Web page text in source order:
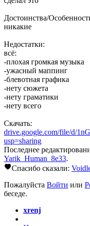
Достоинства/
никакие
Недостатки:
всё:
-плохая громкая музыка
-ужасный маппинг
-блевотная графика
-нету сюжета
-нету граматики
-нету всего
Скачать:
drive.google.com/file/d/
usp=sharing
Последнее
Yarik_Human_8e33.
Спасибо сказали:
Пожалуйста Войти или
беседе.
xrenj